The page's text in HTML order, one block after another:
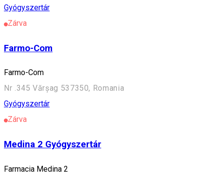
Gyógyszertár
Zárva
Farmo-Com
Farmo-Com
Nr .345 Vărșag 537350, Romania
Gyógyszertár
Zárva
Medina 2 Gyógyszertár
Farmacia Medina 2